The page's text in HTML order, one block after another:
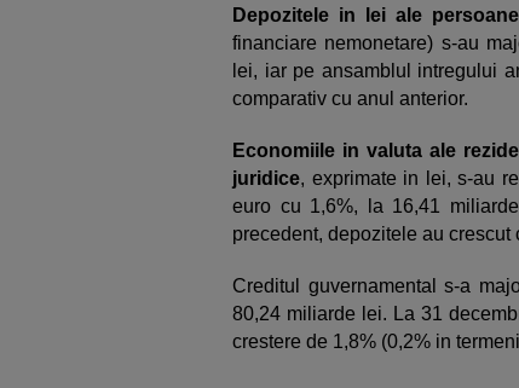
Depozitele in lei ale
financiare nemonetare) s-au
lei, iar pe ansamblul intregului
comparativ cu anul anterior.
Economiile in valuta ale
juridice, exprimate in lei, s-au
euro cu 1,6%, la 16,41
precedent, depozitele au crescut
Creditul guvernamental s-a
80,24 miliarde lei. La 31
crestere de 1,8% (0,2% in